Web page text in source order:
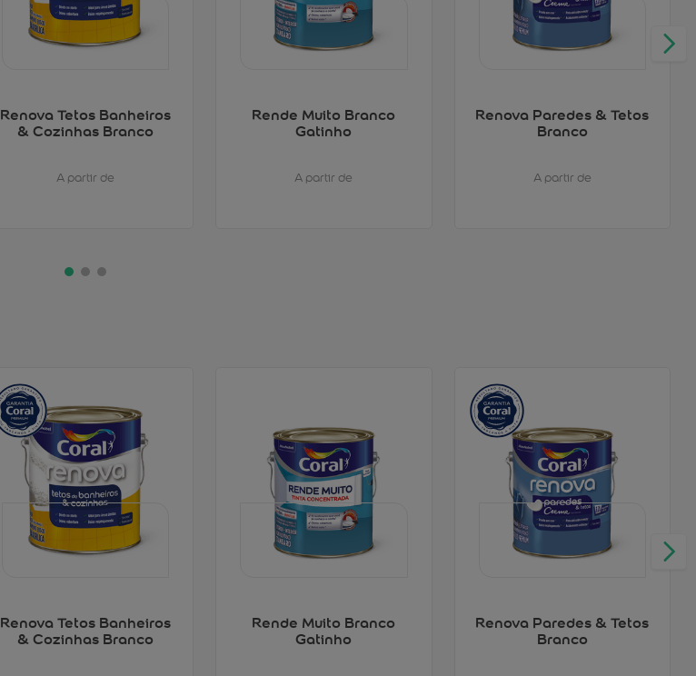
Renova Tetos Banheiros
& Cozinhas Branco
A partir de
Rende Muito Branco
Gatinho
A partir de
Renova Paredes & Tetos
Branco
A partir de
Renova Tetos Banheiros
& Cozinhas Branco
Rende Muito Branco
Gatinho
Renova Paredes & Tetos
Branco